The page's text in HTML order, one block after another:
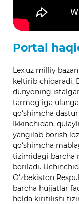
Portal
Lex.uz milliy
keltirib chiqaradi.
dunyoning
tarmog‘iga
qo‘shimcha
Ikkinchidan,
yangilab borish
qo‘shimcha
tizimidagi barcha
boriladi.
O‘zbekiston
barcha hujjatlar
holda kiritilishi